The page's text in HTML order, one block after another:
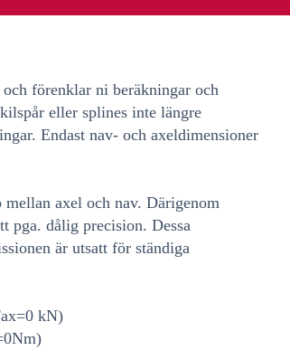
förenklar ni beräkningar och
eller splines inte längre
Endast nav- och axeldimensioner
axel och nav. Därigenom
pga. dålig precision. Dessa
är utsatt för ständiga
kN)